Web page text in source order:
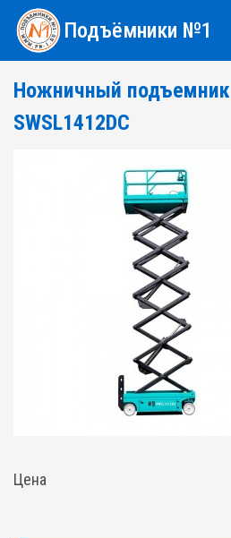
Подъёмники №1
Ножничный подъемник
SWSL1412DC
Цена